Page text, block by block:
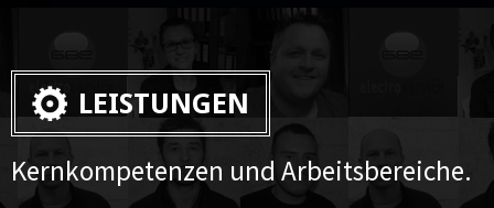
LEISTUNGEN
Kernkompetenzen und Arbeitsbereiche.